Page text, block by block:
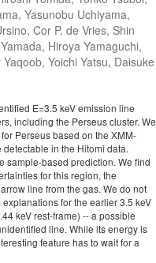
Yasunobu Uchiyama,
Cor P. de Vries, Shin
Hiroya Yamaguchi,
Yoichi Yatsu, Daisuke
E=3.5 keV emission line
including the Perseus cluster. We
Perseus based on the XMM-
in the Hitomi data.
sample-based prediction. We find
for this region, the
line from the gas. We do not
for the earlier 3.5 keV
keV rest-frame) -- a possible
line. While its energy is
feature has to wait for a